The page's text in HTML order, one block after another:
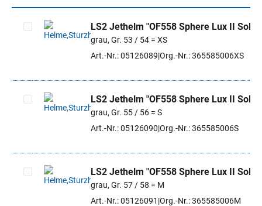
Artikel auswählen
LS2 Jethelm "OF558 Sphere Lux II Solid"
grau, Gr. 53 / 54 = XS
Art.-Nr.: 05126089 Org.-Nr.: 365585006XS
Artikel auswählen
LS2 Jethelm "OF558 Sphere Lux II Solid"
grau, Gr. 55 / 56 = S
Art.-Nr.: 05126090 Org.-Nr.: 365585006S
Artikel auswählen
LS2 Jethelm "OF558 Sphere Lux II Solid"
grau, Gr. 57 / 58 = M
Art.-Nr.: 05126091 Org.-Nr.: 365585006M